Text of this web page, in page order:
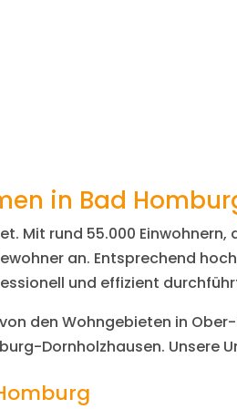
in Bad
Mit rund 55.000 Einwohnern,
an. Entsprechend
und effizient
den Wohngebieten in
Dornholzhausen. Unsere